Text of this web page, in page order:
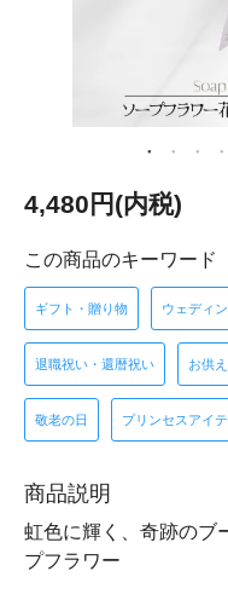
4,480円(内税)
この商品のキーワード
ギフト・贈り物 ウェディ
退職祝い・還暦祝い お供
敬老の日 プリンセスアイ
商品説明
虹色に輝く、奇跡のブ
プフラワー